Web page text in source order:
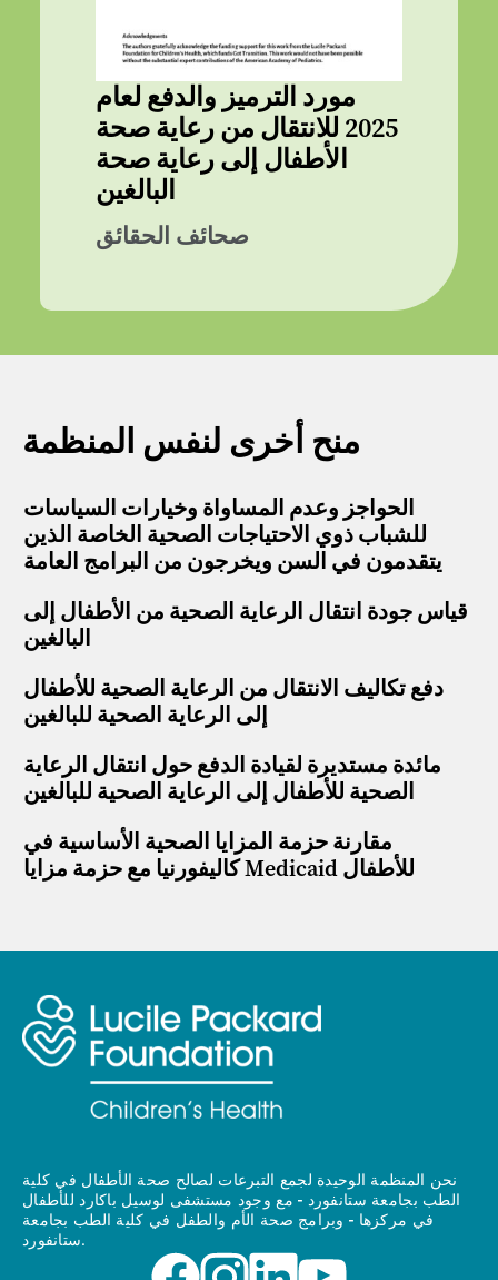
مورد الترميز والدفع لعام
2025 للانتقال من رعاية صحة
الأطفال إلى رعاية صحة
البالغين
صحائف الحقائق
منح أخرى لنفس المنظمة
الحواجز وعدم المساواة وخيارات السياسات
للشباب ذوي الاحتياجات الصحية الخاصة الذين
يتقدمون في السن ويخرجون من البرامج العامة
قياس جودة انتقال الرعاية الصحية من الأطفال إلى
البالغين
دفع تكاليف الانتقال من الرعاية الصحية للأطفال
إلى الرعاية الصحية للبالغين
مائدة مستديرة لقيادة الدفع حول انتقال الرعاية
الصحية للأطفال إلى الرعاية الصحية للبالغين
مقارنة حزمة المزايا الصحية الأساسية في
كاليفورنيا مع حزمة مزايا Medicaid للأطفال
نحن المنظمة الوحيدة لجمع التبرعات لصالح صحة الأطفال في كلية
الطب بجامعة ستانفورد - مع وجود مستشفى لوسيل باكارد للأطفال
في مركزها - وبرامج صحة الأم والطفل في كلية الطب بجامعة
ستانفورد.